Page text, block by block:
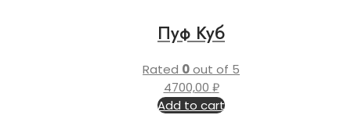
Пуф Куб
Rated 0out of 5
4700,00 ₽
Add to cart